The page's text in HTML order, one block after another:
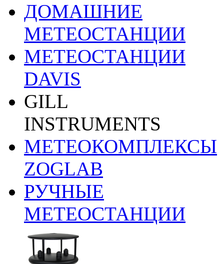
ДОМАШНИЕ
МЕТЕОСТАНЦИИ
МЕТЕОСТАНЦИИ
DAVIS
GILL
INSTRUMENTS
МЕТЕОКОМПЛЕКСЫ
ZOGLAB
РУЧНЫЕ
МЕТЕОСТАНЦИИ